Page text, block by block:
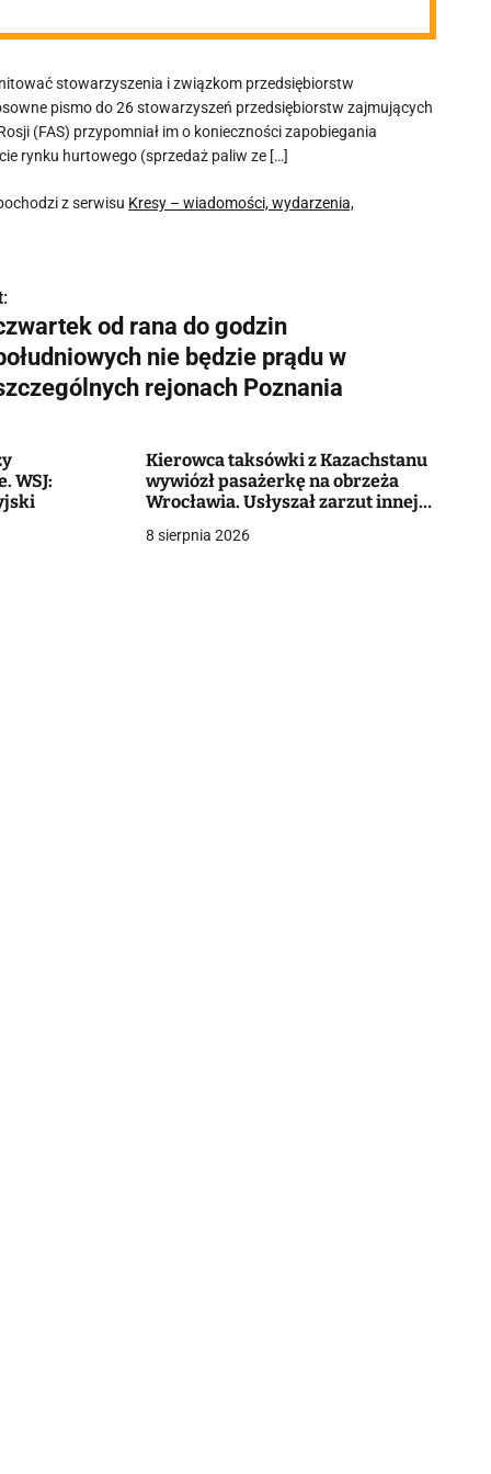
stowarzyszenia i związkom przedsiębiorstw
pismo do 26 stowarzyszeń przedsiębiorstw zajmujących
(FAS) przypomniał im o konieczności zapobiegania
rynku hurtowego (sprzedaż paliw ze […]
z serwisu Kresy – wiadomości, wydarzenia,
od rana do godzin
nie będzie prądu w
rejonach Poznania
WSJ:
Kierowca taksówki z Kazachstanu
wywiózł pasażerkę na obrzeża
Wrocławia. Usłyszał zarzut innej
8 sierpnia 2026